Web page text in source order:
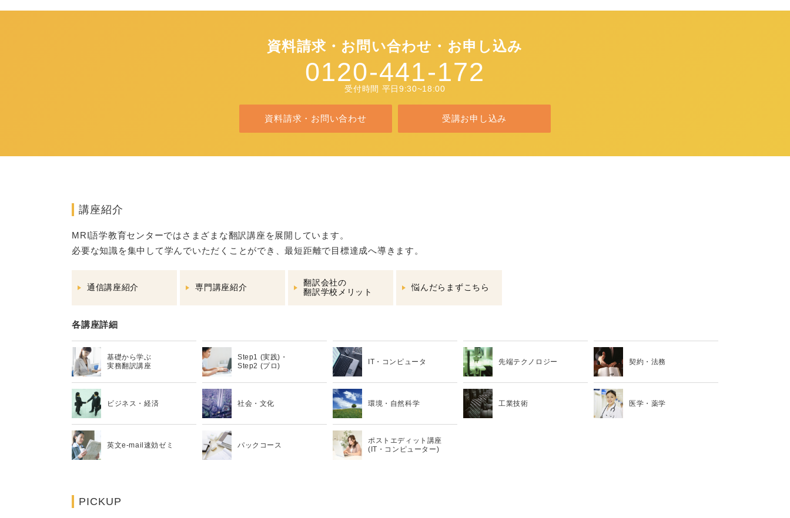
資料請求・お問い合わせ・お申し込み
0120-441-172
受付時間 平日9:30~18:00
資料請求・お問い合わせ 受講お申し込み
講座紹介
MRI語学教育センターではさまざまな翻訳講座を展開しています。
必要な知識を集中して学んでいただくことができ、最短距離で目標達成へ導きます。
通信講座紹介 専門講座紹介
翻訳会社の
翻訳学校メリット
悩んだらまずこちら
各講座詳細
基礎から学ぶ
実務翻訳講座
Step1 (実践)・
Step2 (プロ)
IT・コンピュータ 先端テクノロジー 契約・法務
ビジネス・経済 社会・文化 環境・自然科学 工業技術 医学・薬学
英文e-mail速効ゼミ パックコース
ポストエディット講座
(IT・コンピューター)
PICKUP